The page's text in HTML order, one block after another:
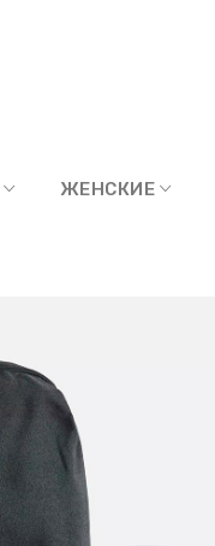
ЖЕНСКИЕ